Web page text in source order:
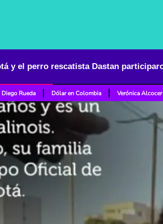
Diego Rueda Dólar en Colombia Verónica Alcocer